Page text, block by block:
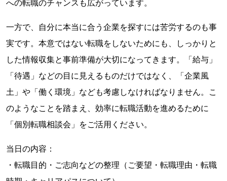
への転職のチャンスも広がっています。
一方で、自分に本当に合う企業を探すには苦労するのも事
実です。本意ではない転職をしないためにも、しっかりと
した情報収集と事前準備が大切になってきます。「給与」
「待遇」などの目に見えるものだけではなく、「企業風
土」や「働く環境」なども考慮しなければなりません。こ
のようなことを踏まえ、効率に転職活動を進めるために
「個別転職相談会」をご活用ください。
当日の内容：
・転職目的・ご志向などの整理（ご要望・転職理由・転職